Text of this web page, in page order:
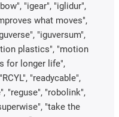
"igear", "iglidur",
what moves",
"iguversum",
plastics", "motion
for longer life",
"readycable",
"reguse", "robolink",
"take the